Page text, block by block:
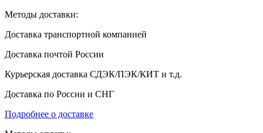
Методы доставки:
Доставка транспортной компанией
Доставка почтой России
Курьерская доставка СДЭК/ПЭК/КИТ и т.д.
Доставка по России и СНГ
Подробнее о доставке